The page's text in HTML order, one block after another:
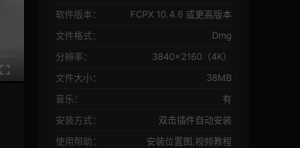
软件版本：
FCPX 10.4.6 或更高版本
文件格式：
Dmg
分辨率：
3840×2160（4K）
文件大小：
38MB
音乐：
有
安装方式：
双击插件自动安装
使用帮助：
安装位置图,视频教程